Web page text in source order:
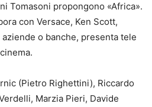
Tomasoni propongono «Africa».
con Versace, Ken Scott,
o banche, presenta tele
(Pietro Righettini), Riccardo
Marzia Pieri, Davide